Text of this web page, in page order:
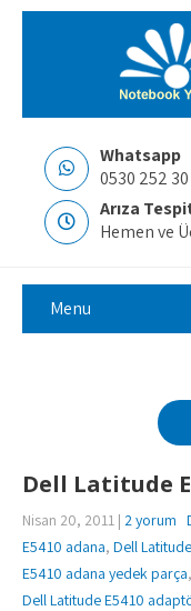
Whatsapp
0530 252
Arıza
Hemen ve
Menu
Dell Latitude
Nisan 20, 2011 | 2 yorum
E5410 adana, Dell
E5410 adana yedek parça,
Dell Latitude E5410